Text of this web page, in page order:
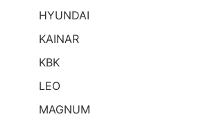
HYUNDAI
KAINAR
KBK
LEO
MAGNUM